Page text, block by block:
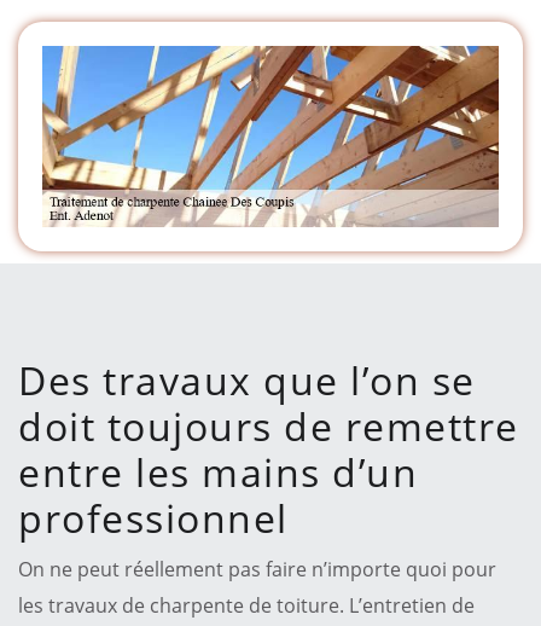
Des travaux que l’on se
doit toujours de remettre
entre les mains d’un
professionnel
On ne peut réellement pas faire n’importe quoi pour
les travaux de charpente de toiture. L’entretien de